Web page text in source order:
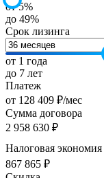
от 5%
до 49%
Срок лизинга
от 1 года
до 7 лет
Платеж
от 128 409 ₽/мес
Сумма договора
2 958 630 ₽
Налоговая экономия
867 865 ₽